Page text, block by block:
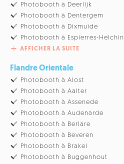
Photobooth à Deerlijk
Photobooth à Dentergem
Photobooth à Dixmuide
Photobooth à Espierres-Helchin
AFFICHER LA SUITE
Flandre Orientale
Photobooth à Alost
Photobooth à Aalter
Photobooth à Assenede
Photobooth à Audenarde
Photobooth à Berlare
Photobooth à Beveren
Photobooth à Brakel
Photobooth à Buggenhout